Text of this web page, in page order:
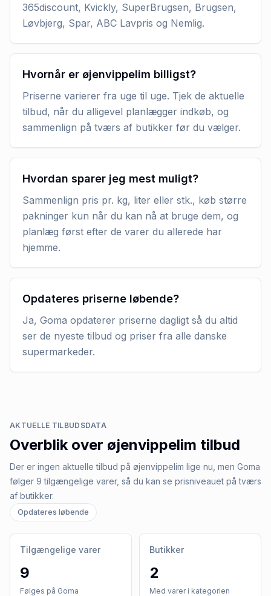
365discount, Kvickly, SuperBrugsen, Brugsen,
Løvbjerg, Spar, ABC Lavpris og Nemlig.
Hvornår er øjenvippelim billigst?
Priserne varierer fra uge til uge. Tjek de aktuelle
tilbud, når du alligevel planlægger indkøb, og
sammenlign på tværs af butikker før du vælger.
Hvordan sparer jeg mest muligt?
Sammenlign pris pr. kg, liter eller stk., køb større
pakninger kun når du kan nå at bruge dem, og
planlæg først efter de varer du allerede har
hjemme.
Opdateres priserne løbende?
Ja, Goma opdaterer priserne dagligt så du altid
ser de nyeste tilbud og priser fra alle danske
supermarkeder.
AKTUELLE TILBUDSDATA
Overblik over øjenvippelim tilbud
Der er ingen aktuelle tilbud på øjenvippelim lige nu, men Goma
følger 9 tilgængelige varer, så du kan se prisniveauet på tværs
af butikker.
Opdateres løbende
Tilgængelige varer
9
Følges på Goma
Butikker
2
Med varer i kategorien